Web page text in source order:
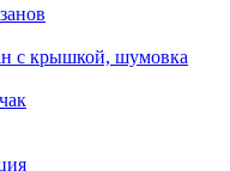
с крышкой, шумовка